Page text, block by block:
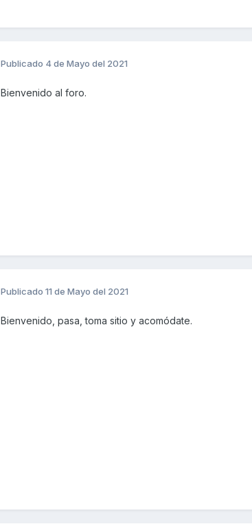
Publicado 4 de Mayo del 2021
Bienvenido al foro.
Publicado 11 de Mayo del 2021
Bienvenido, pasa, toma sitio y acomódate.